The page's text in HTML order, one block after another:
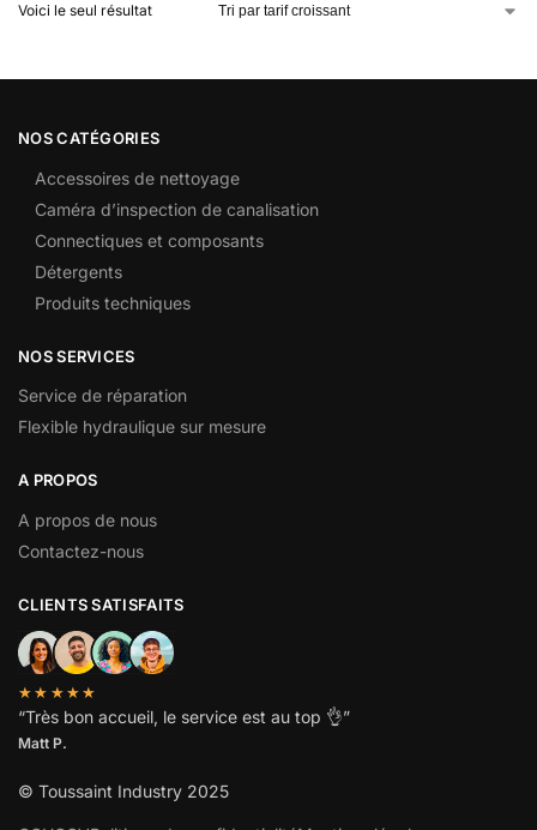
Voici le seul résultat
NOS CATÉGORIES
Accessoires de nettoyage
Caméra d’inspection de canalisation
Connectiques et composants
Détergents
Produits techniques
NOS SERVICES
Service de réparation
Flexible hydraulique sur mesure
A PROPOS
A propos de nous
Contactez-nous
CLIENTS SATISFAITS
★★★★★
“Très bon accueil, le service est au top 👌”
Matt P.
© Toussaint Industry 2025